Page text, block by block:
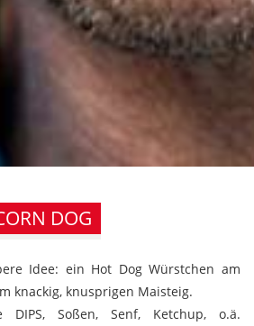
DOG
Idee: ein Hot Dog Würstchen am
knackig, knusprigen Maisteig.
DIPS, Soßen, Senf, Ketchup, o.ä.